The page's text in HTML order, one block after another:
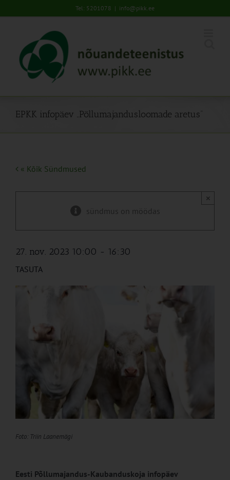
to
Tel: 5201078 | info@pikk.ee
EPKK infopäev „Põllumajandusloomade aretus“
« Kõik Sündmused
sündmus on möödas
×
27. nov. 2023 10:00 - 16:30
TASUTA
Foto: Triin Laanemägi
Eesti Põllumajandus-Kaubanduskoja infopäev